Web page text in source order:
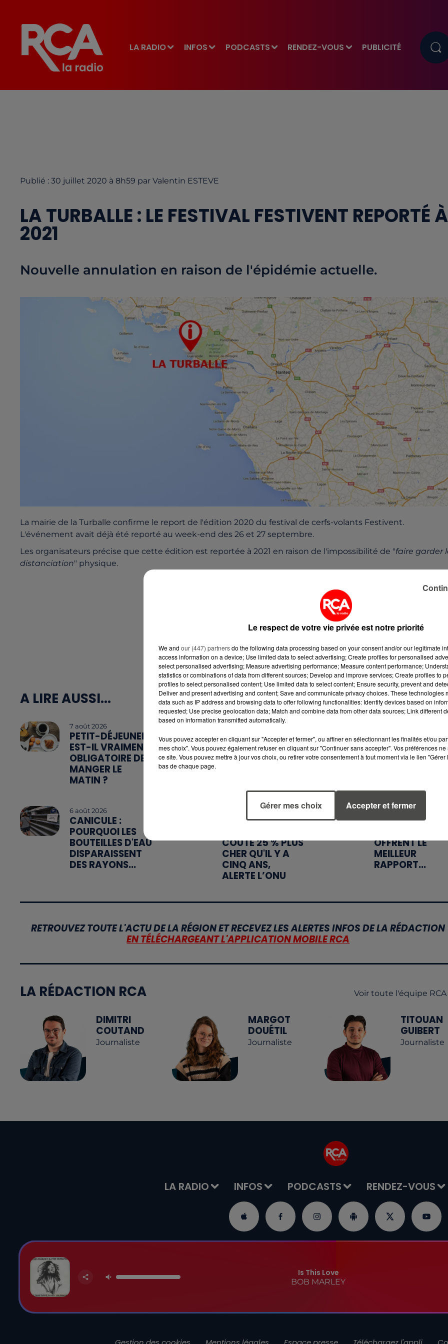
LA RADIO INFOS PODCASTS RENDEZ-VOUS PUBLICITÉ
Publié : 30 juillet 2020 à 8h59 par Valentin ESTEVE
LA TURBALLE : LE FESTIVAL FESTIVENT REPORTÉ À
2021
Nouvelle annulation en raison de l'épidémie actuelle.
La mairie de la Turballe confirme le report de l'édition 2020 du festival de cerfs-volants Festivent.
L'événement avait déjà été reporté au week-end des 26 et 27 septembre.
Les organisateurs précise que cette édition est reportée à 2021 en raison de l'impossibilité de "faire garder
distanciation" physique.
A LIRE AUSSI...
7 août 2026
PETIT-DÉJEUNER :
EST-IL VRAIMENT
OBLIGATOIRE DE
MANGER LE
MATIN ?
WEEK-END
ROUGE SUR LES
ROUTES : LE
MÉGOTS ET
DE FORÊT : LES
INDUSTRIELS DU
6 août 2026
CANICULE :
POURQUOI LES
BOUTEILLES D'EAU
DISPARAISSENT
DES RAYONS...
MANGER
COÛTE 25 % PLUS
CHER QU'IL Y A
CINQ ANS,
ALERTE L’ONU
5 août 2026
QUELLES SONT
OFFRENT LE
MEILLEUR
RAPPORT...
RETROUVEZ TOUTE L'ACTU DE LA RÉGION ET RECEVEZ LES ALERTES INFOS DE LA RÉDACTION
EN TÉLÉCHARGEANT L'APPLICATION MOBILE RCA
LA RÉDACTION RCA Voir toute l'équipe RCA
DIMITRI
COUTAND
Journaliste
MARGOT
DOUÉTIL
Journaliste
TITOUAN
GUIBERT
Journaliste
LA RADIO INFOS PODCASTS RENDEZ-VOUS
Is This Love
BOB MARLEY
Le respect de votre vie privée est notre priorité
We and our (447) partnersdo the following data processing based on your consent and/or our legitimate
access information on a device; Use limited data to select advertising; Create profiles for personalised
select personalised advertising; Measure advertising performance; Measure content performance;
statistics or combinations of data from different sources; Develop and improve services; Create profiles to
profiles to select personalised content; Use limited data to select content; Ensure security, prevent and
Deliver and present advertising and content; Save and communicate privacy choices. These technologies
data such as IP address and browsing data to offer following functionalities: Identify devices based on
requested; Use precise geolocation data; Match and combine data from other data sources; Link different
based on information transmitted automatically.
Vous pouvez accepter en cliquant sur "Accepter et fermer", ou affiner en sélectionnant les finalités et/ou
mes choix". Vous pouvez également refuser en cliquant sur "Continuer sans accepter". Vos préférences
ce site. Vous pouvez mettre à jour vos choix, ou retirer votre consentement à tout moment via le lien
bas de chaque page.
Gérer mes choix Accepter et fermer